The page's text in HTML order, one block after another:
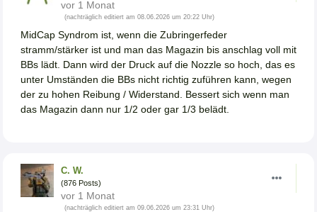
vor 1 Monat
(nachträglich editiert am 08.06.2026 um 20:22 Uhr)
MidCap Syndrom ist, wenn die Zubringerfeder
stramm/stärker ist und man das Magazin bis anschlag voll mit
BBs lädt. Dann wird der Druck auf die Nozzle so hoch, das es
unter Umständen die BBs nicht richtig zuführen kann, wegen
der zu hohen Reibung / Widerstand. Bessert sich wenn man
das Magazin dann nur 1/2 oder gar 1/3 belädt.
C. W.
(876 Posts)
vor 1 Monat
(nachträglich editiert am 09.06.2026 um 23:31 Uhr)